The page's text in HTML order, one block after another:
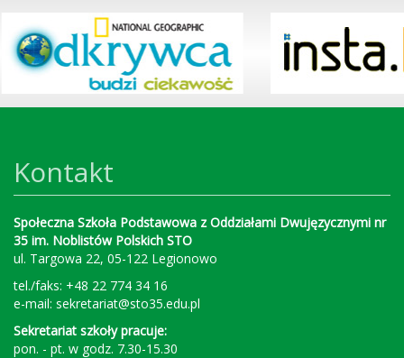
Kontakt
Społeczna Szkoła Podstawowa z Oddziałami Dwujęzycznymi nr
35 im. Noblistów Polskich STO
ul. Targowa 22, 05-122 Legionowo
tel./faks: +48 22 774 34 16
e-mail: sekretariat@sto35.edu.pl
Sekretariat szkoły pracuje:
pon. - pt. w godz. 7.30-15.30